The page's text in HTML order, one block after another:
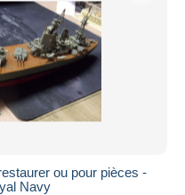
ou pour pièces -
Navy